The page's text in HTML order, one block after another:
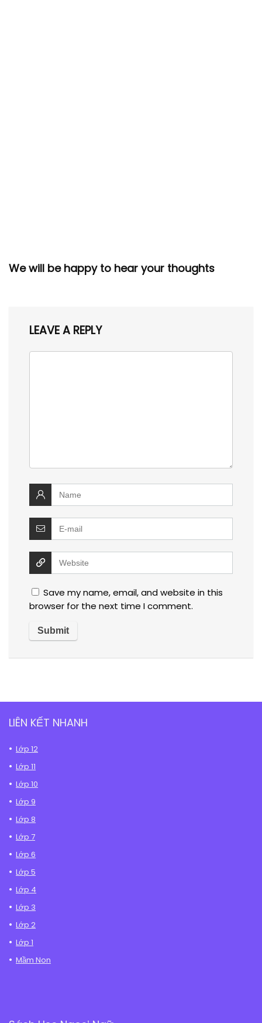
We will be happy to hear your thoughts
LEAVE A REPLY
Save my name, email, and website in this
browser for the next time I comment.
LIÊN KẾT NHANH
Lớp 12
Lớp 11
Lớp 10
Lớp 9
Lớp 8
Lớp 7
Lớp 6
Lớp 5
Lớp 4
Lớp 3
Lớp 2
Lớp 1
Mầm Non